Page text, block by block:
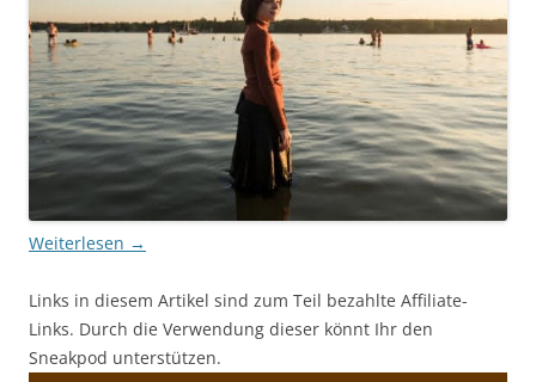
Weiterlesen →
Links in diesem Artikel sind zum Teil bezahlte Affiliate-
Links. Durch die Verwendung dieser könnt Ihr den
Sneakpod unterstützen.